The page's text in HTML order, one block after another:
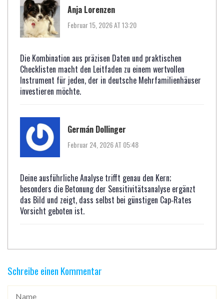
Anja Lorenzen
Februar 15, 2026 AT 13:20
Die Kombination aus präzisen Daten und praktischen
Checklisten macht den Leitfaden zu einem wertvollen
Instrument für jeden, der in deutsche Mehrfamilienhäuser
investieren möchte.
Germán Dollinger
Februar 24, 2026 AT 05:48
Deine ausführliche Analyse trifft genau den Kern;
besonders die Betonung der Sensitivitätsanalyse ergänzt
das Bild und zeigt, dass selbst bei günstigen Cap‑Rates
Vorsicht geboten ist.
Schreibe einen Kommentar